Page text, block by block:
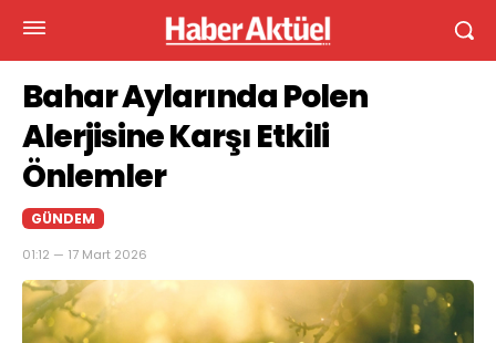
Bahar Aylarında Polen
Alerjisine Karşı Etkili
Önlemler
GÜNDEM
01:12 — 17 Mart 2026